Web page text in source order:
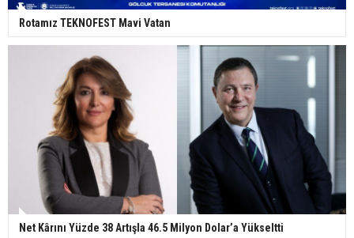
Rotamız TEKNOFEST Mavi Vatan
Net Kârını Yüzde 38 Artışla 46.5 Milyon Dolar’a Yükseltti